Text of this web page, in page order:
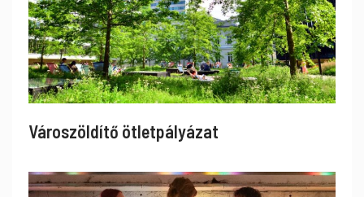
Városzöldítő ötletpályázat